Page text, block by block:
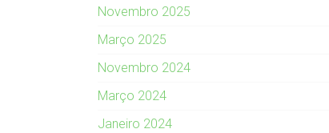
Novembro 2025
Março 2025
Novembro 2024
Março 2024
Janeiro 2024